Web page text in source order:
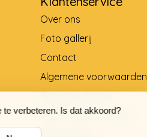
verbeteren. Is dat akkoord?
Over ons
Foto gallerij
Contact
Algemene voorwaarden
Betaalmethodes
Levering en betaling
Retourneren